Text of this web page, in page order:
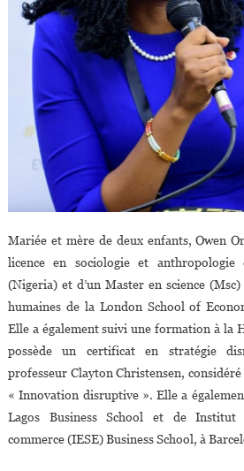
Mariée et mère de deux enfants, Owen
licence en sociologie et anthropologie
(Nigeria) et d’un Master en science
humaines de la London School of
Elle a également suivi une formation à la
possède un certificat en stratégie
professeur Clayton Christensen,
« Innovation disruptive ». Elle a
Lagos Business School et de Institut
commerce (IESE) Business School, à